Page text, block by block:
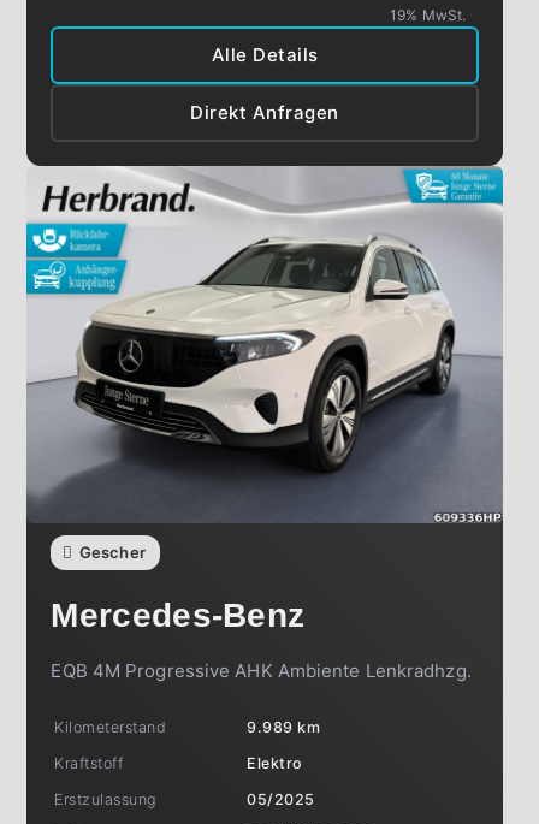
Alle Details
Direkt Anfragen
19% MwSt.
Gescher
Mercedes-Benz
EQB 4M Progressive AHK Ambiente Lenkradhzg.
Kilometerstand
9.989 km
Kraftstoff
Elektro
Erstzulassung
05/2025